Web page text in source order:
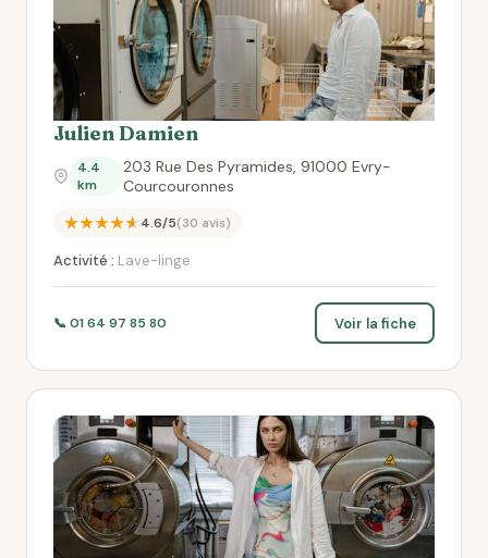
Julien Damien
4.4
km
203 Rue Des Pyramides, 91000 Evry-
Courcouronnes
★★★★★4.6/5(30 avis)
Activité : Lave-linge
📞 01 64 97 85 80 Voir la fiche